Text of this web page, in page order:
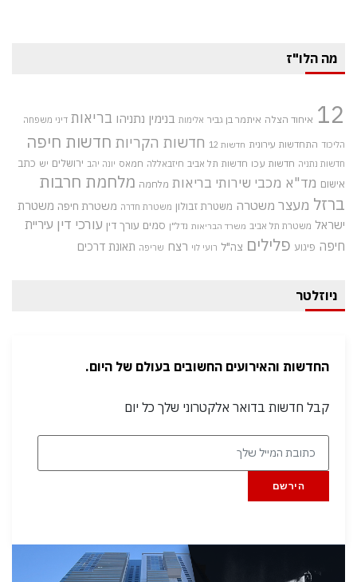
מה הלו"ז
12 איחוד הצלה איתמר בן גביר אלימות בנימין נתניהו בריאות דיני משפחה
הליכוד התחדשות עירונית חדשות 12 חדשות הקריות חדשות חיפה
חדשות נתניה חדשות עכו חדשות תל אביב חיזבאללה חמאס יונה יהב ירושלים יש כתב
אישום מד"א מכבי שירותי בריאות מלחמה מלחמת חרבות
ברזל מעצר משטרה משטרת זבולון משטרת חדרה משטרת חיפה משטרת
ישראל משטרת תל אביב משרד הבריאות נדל"ן סמים עורך דין עורכי דין עיריית
חיפה פיגוע פלילים צה"ל רועי לוי רצח שריפה תאונת דרכים
ניוזלטר
החדשות והאירועים החשובים בעולם של היום.
קבל חדשות בדואר אלקטרוני שלך כל יום
הירשם